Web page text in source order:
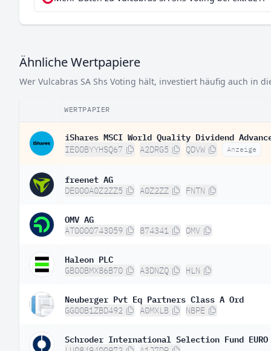
Ähnliche Wertpapiere
Wer Vulcabras SA Shs Voting hält, investiert häufig auch in
WERTPAPIER
iShares MSCI World Quality Dividend
IE00BYYHSQ67 A2DRG5 QDVW Anzeige
freenet AG
DE000A0Z2ZZ5 A0Z2ZZ FNTN
OMV AG
AT0000743059 874341 OMV
Haleon PLC
GB00BMX86B70 A3DNZQ HLN
Neuberger Pvt Eq Partners Class A Ord
GG00B1ZBD492 A0MXLB NBPE
Schroder International Selection Fund